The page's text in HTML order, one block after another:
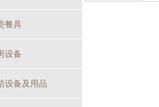
餐具
设备
设备及用品